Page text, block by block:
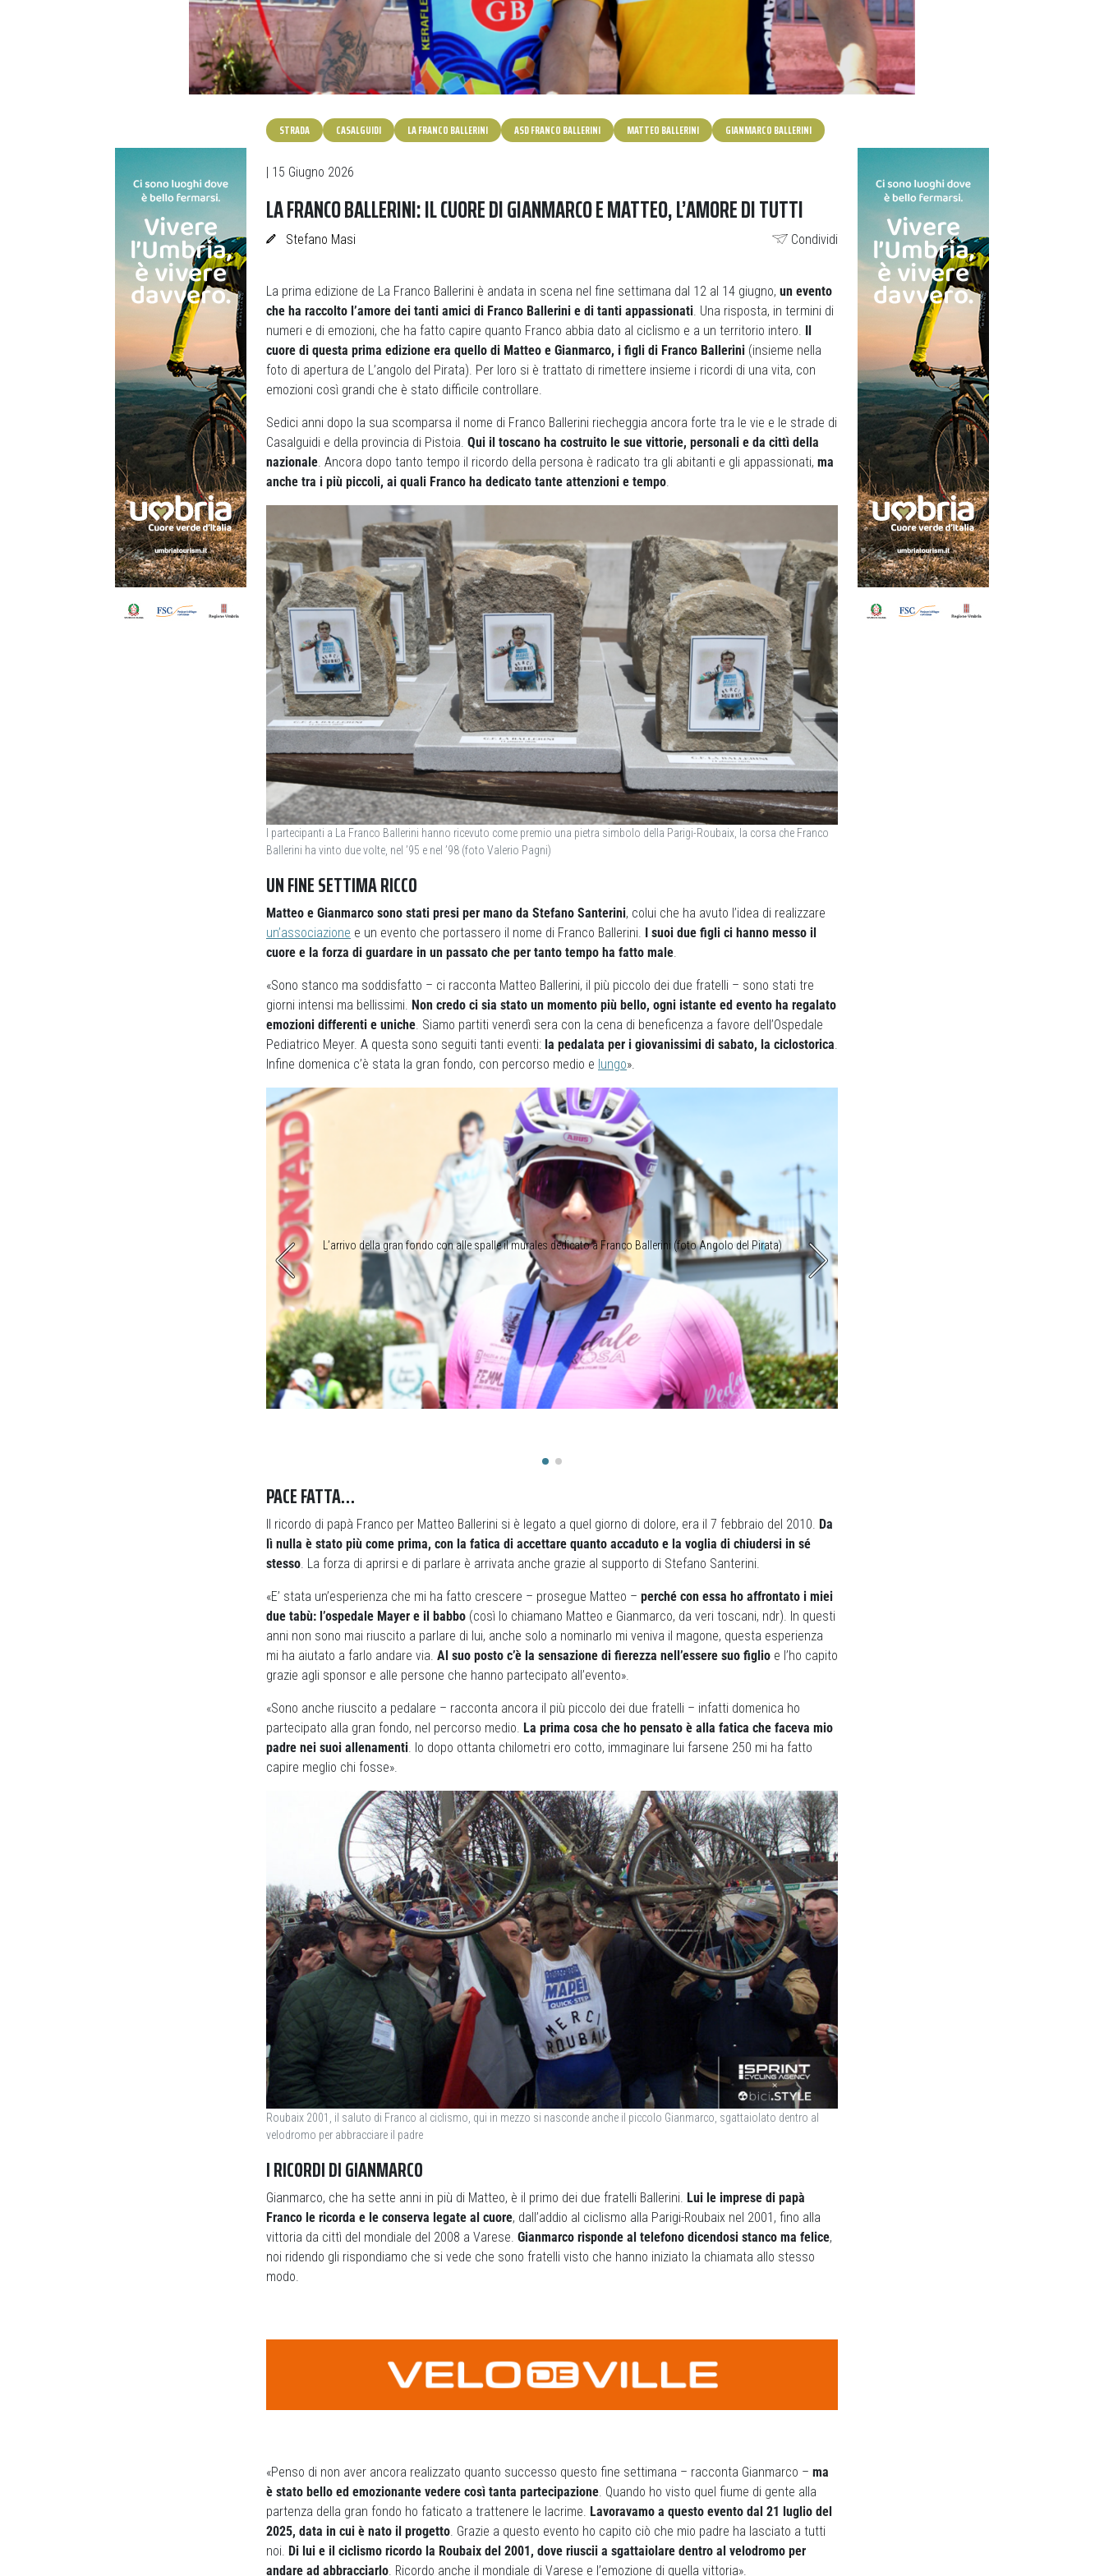
STRADA CASALGUIDI LA FRANCO BALLERINI ASD FRANCO BALLERINI MATTEO BALLERINI GIANMARCO BALLERINI
| 15 Giugno 2026
LA FRANCO BALLERINI: IL CUORE DI GIANMARCO E MATTEO, L’AMORE DI TUTTI
Stefano Masi Condividi
La prima edizione de La Franco Ballerini è andata in scena nel fine settimana dal 12 al 14 giugno, un evento
che ha raccolto l’amore dei tanti amici di Franco Ballerini e di tanti appassionati. Una risposta, in termini di
numeri e di emozioni, che ha fatto capire quanto Franco abbia dato al ciclismo e a un territorio intero.
cuore di questa prima edizione era quello di Matteo e Gianmarco, i figli di Franco Ballerini (insieme nella
foto di apertura de L’angolo del Pirata). Per loro si è trattato di rimettere insieme i ricordi di una vita, con
emozioni così grandi che è stato difficile controllare.
Sedici anni dopo la sua scomparsa il nome di Franco Ballerini riecheggia ancora forte tra le vie e le strade di
Casalguidi e della provincia di Pistoia. Qui il toscano ha costruito le sue vittorie, personali e da cittì della
nazionale. Ancora dopo tanto tempo il ricordo della persona è radicato tra gli abitanti e gli appassionati, ma
anche tra i più piccoli, ai quali Franco ha dedicato tante attenzioni e tempo.
I partecipanti a La Franco Ballerini hanno ricevuto come premio una pietra simbolo della Parigi-Roubaix, la corsa che Franco
Ballerini ha vinto due volte, nel ’95 e nel ’98 (foto Valerio Pagni)
UN FINE SETTIMA RICCO
Matteo e Gianmarco sono stati presi per mano da Stefano Santerini, colui che ha avuto l’idea di realizzare
un’associazione e un evento che portassero il nome di Franco Ballerini. I suoi due figli ci hanno messo il
cuore e la forza di guardare in un passato che per tanto tempo ha fatto male
«Sono stanco ma soddisfatto – ci racconta Matteo Ballerini, il più piccolo dei due fratelli – sono stati tre
giorni intensi ma bellissimi. Non credo ci sia stato un momento più bello, ogni istante ed evento ha regalato
emozioni differenti e uniche . Siamo partiti venerdì sera con la cena di beneficenza a favore dell’Ospedale
Pediatrico Meyer. A questa sono seguiti tanti eventi: la pedalata per i giovanissimi di sabato, la ciclostorica
Infine domenica c’è stata la gran fondo, con percorso medio e lungo».
L’arrivo della gran fondo con alle spalle il murales dedicato a Franco Ballerini (foto Angolo del Pirata)
PACE FATTA…
Il ricordo di papà Franco per Matteo Ballerini si è legato a quel giorno di dolore, era il 7 febbraio del 2010. Da
lì nulla è stato più come prima, con la fatica di accettare quanto accaduto e la voglia di chiudersi in sé
stesso. La forza di aprirsi e di parlare è arrivata anche grazie al supporto di Stefano Santerini.
«E’ stata un’esperienza che mi ha fatto crescere – prosegue Matteo – perché con essa ho affrontato i miei
due tabù: l’ospedale Mayer e il babbo (così lo chiamano Matteo e Gianmarco, da veri toscani, ndr). In questi
anni non sono mai riuscito a parlare di lui, anche solo a nominarlo mi veniva il magone, questa esperienza
mi ha aiutato a farlo andare via. Al suo posto c’è la sensazione di fierezza nell’essere suo figlio e l’ho capito
grazie agli sponsor e alle persone che hanno partecipato all’evento».
«Sono anche riuscito a pedalare – racconta ancora il più piccolo dei due fratelli – infatti domenica ho
partecipato alla gran fondo, nel percorso medio. La prima cosa che ho pensato è alla fatica che faceva mio
padre nei suoi allenamenti. Io dopo ottanta chilometri ero cotto, immaginare lui farsene 250 mi ha fatto
capire meglio chi fosse».
Roubaix 2001, il saluto di Franco al ciclismo, qui in mezzo si nasconde anche il piccolo Gianmarco, sgattaiolato dentro al
velodromo per abbracciare il padre
I RICORDI DI GIANMARCO
Gianmarco, che ha sette anni in più di Matteo, è il primo dei due fratelli Ballerini. Lui le imprese di papà
Franco le ricorda e le conserva legate al cuore, dall’addio al ciclismo alla Parigi-Roubaix nel 2001, fino alla
vittoria da cittì del mondiale del 2008 a Varese. Gianmarco risponde al telefono dicendosi stanco ma felice,
noi ridendo gli rispondiamo che si vede che sono fratelli visto che hanno iniziato la chiamata allo stesso
modo.
«Penso di non aver ancora realizzato quanto successo questo fine settimana – racconta Gianmarco – ma
è stato bello ed emozionante vedere così tanta partecipazione. Quando ho visto quel fiume di gente alla
partenza della gran fondo ho faticato a trattenere le lacrime. Lavoravamo a questo evento dal 21 luglio del
2025, data in cui è nato il progetto. Grazie a questo evento ho capito ciò che mio padre ha lasciato a tutti
noi. Di lui e il ciclismo ricordo la Roubaix del 2001, dove riuscii a sgattaiolare dentro al velodromo per
andare ad abbracciarlo. Ricordo anche il mondiale di Varese e l’emozione di quella vittoria».